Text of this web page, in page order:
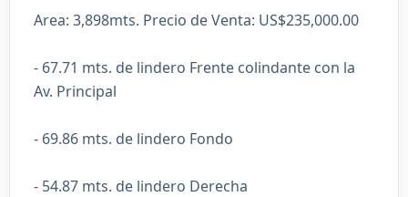
Area: 3,898mts. Precio de Venta: US$235,000.00
- 67.71 mts. de lindero Frente colindante con la
Av. Principal
- 69.86 mts. de lindero Fondo
- 54.87 mts. de lindero Derecha